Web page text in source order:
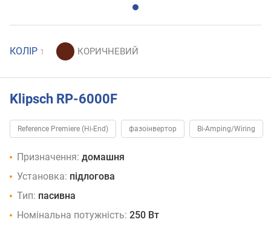
КОЛІР 1
Klipsch RP-6000F
Reference Premiere (Hi-End) фазоінвертор Bi-Amping/Wiring
Призначення: домашня
Установка: підлогова
Тип: пасивна
Номінальна потужність: 250 Вт